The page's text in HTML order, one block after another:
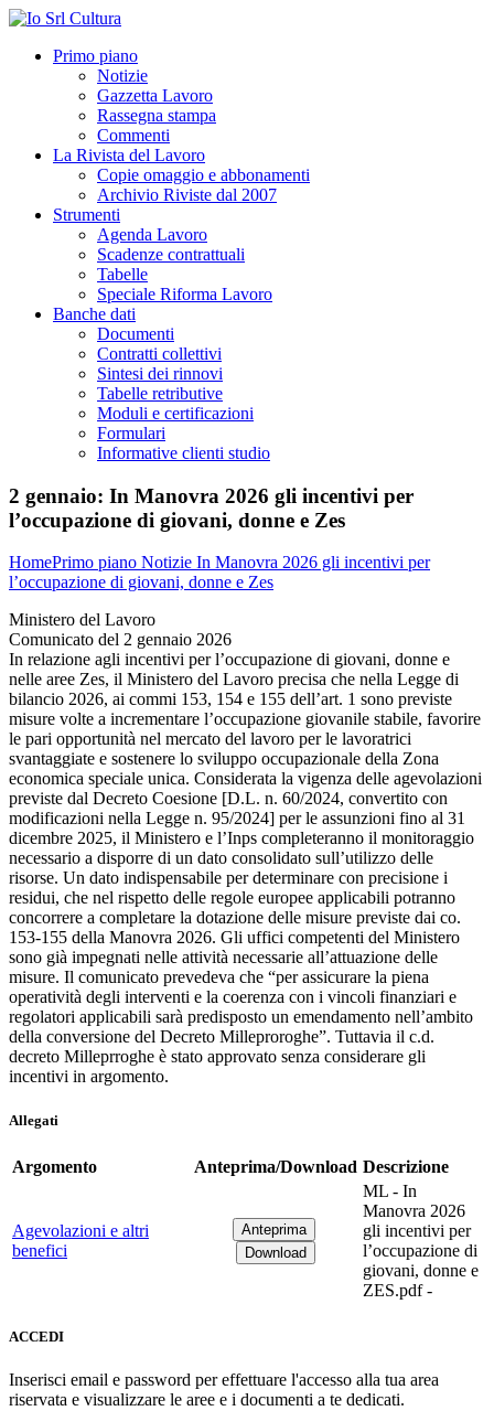
Primo piano
Notizie
Gazzetta Lavoro
Rassegna stampa
Commenti
La Rivista del Lavoro
Copie omaggio e abbonamenti
Archivio Riviste dal 2007
Strumenti
Agenda Lavoro
Scadenze contrattuali
Tabelle
Speciale Riforma Lavoro
Banche dati
Documenti
Contratti collettivi
Sintesi dei rinnovi
Tabelle retributive
Moduli e certificazioni
Formulari
Informative clienti studio
2 gennaio: In Manovra 2026 gli incentivi per
l’occupazione di giovani, donne e Zes
HomePrimo piano Notizie In Manovra 2026 gli incentivi per
l’occupazione di giovani, donne e Zes
Ministero del Lavoro
Comunicato del 2 gennaio 2026
In relazione agli incentivi per l’occupazione di giovani, donne e
nelle aree Zes, il Ministero del Lavoro precisa che nella Legge di
bilancio 2026, ai commi 153, 154 e 155 dell’art. 1 sono previste
misure volte a incrementare l’occupazione giovanile stabile, favorire
le pari opportunità nel mercato del lavoro per le lavoratrici
svantaggiate e sostenere lo sviluppo occupazionale della Zona
economica speciale unica. Considerata la vigenza delle agevolazioni
previste dal Decreto Coesione [D.L. n. 60/2024, convertito con
modificazioni nella Legge n. 95/2024] per le assunzioni fino al 31
dicembre 2025, il Ministero e l’Inps completeranno il monitoraggio
necessario a disporre di un dato consolidato sull’utilizzo delle
risorse. Un dato indispensabile per determinare con precisione i
residui, che nel rispetto delle regole europee applicabili potranno
concorrere a completare la dotazione delle misure previste dai co.
153-155 della Manovra 2026. Gli uffici competenti del Ministero
sono già impegnati nelle attività necessarie all’attuazione delle
misure. Il comunicato prevedeva che “per assicurare la piena
operatività degli interventi e la coerenza con i vincoli finanziari e
regolatori applicabili sarà predisposto un emendamento nell’ambito
della conversione del Decreto Milleproroghe”. Tuttavia il c.d.
decreto Milleprroghe è stato approvato senza considerare gli
incentivi in argomento.
Allegati
Argomento Anteprima/Download Descrizione
Agevolazioni e altri
benefici
ML - In
Manovra 2026
gli incentivi per
l’occupazione di
giovani, donne e
ZES.pdf -
ACCEDI
Inserisci email e password per effettuare l'accesso alla tua area
riservata e visualizzare le aree e i documenti a te dedicati.